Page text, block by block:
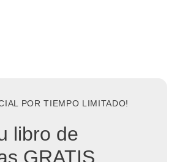
POR TIEMPO LIMITADO!
libro de
GRATIS